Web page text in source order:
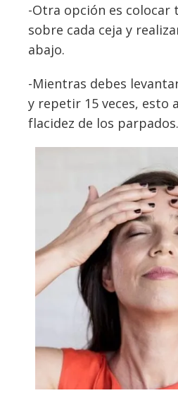
-Otra opción es colocar
sobre cada ceja y
abajo.
-Mientras debes
y repetir 15 veces, esto
flacidez de los parpados.